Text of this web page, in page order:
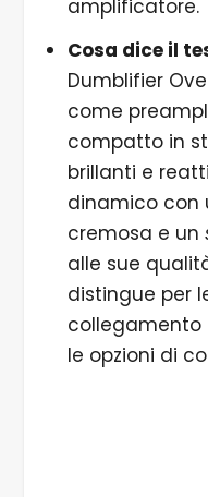
amplificatore.
Cosa dice il
Dumblifier
come
compatto in
brillanti e
dinamico con
cremosa e un
alle sue
distingue per
collegamento
le opzioni di